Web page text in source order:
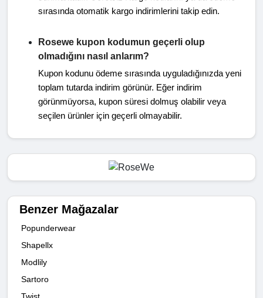
sırasında otomatik kargo indirimlerini takip edin.
Rosewe kupon kodumun geçerli olup
olmadığını nasıl anlarım?
Kupon kodunu ödeme sırasında uyguladığınızda yeni
toplam tutarda indirim görünür. Eğer indirim
görünmüyorsa, kupon süresi dolmuş olabilir veya
seçilen ürünler için geçerli olmayabilir.
Benzer Mağazalar
Popunderwear
Shapellx
Modlily
Sartoro